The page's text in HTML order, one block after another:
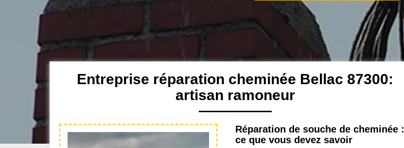
Entreprise réparation cheminée Bellac 87300:
artisan ramoneur
Réparation de souche de cheminée :
ce que vous devez savoir